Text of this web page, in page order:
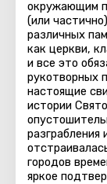
окружающим
(или
различных
как церкви,
и все это
рукотворных
настоящие
истории
городов
яркое